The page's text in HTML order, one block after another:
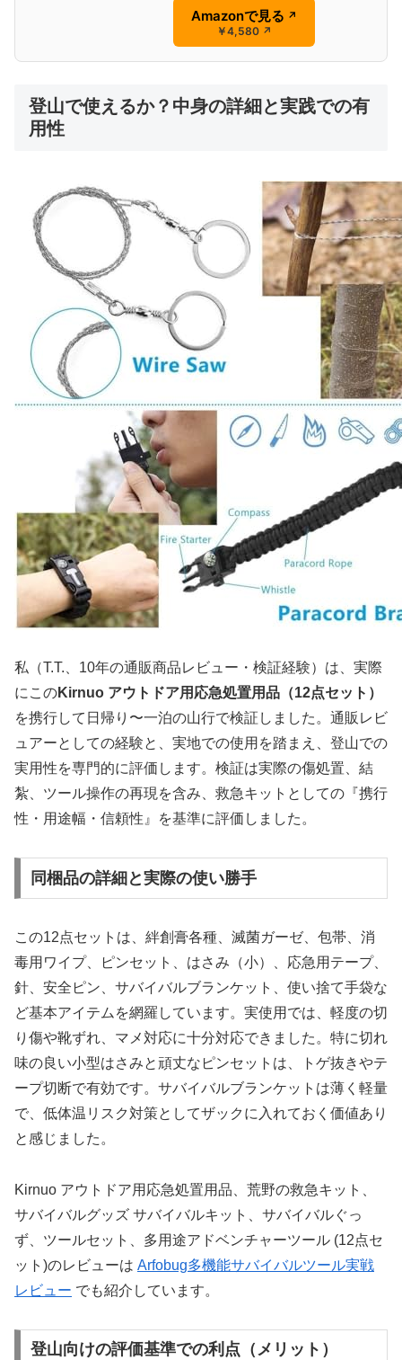
Amazonで見る ↗
￥4,580 ↗
登山で使えるか？中身の詳細と実践での有
用性
私（T.T.、10年の通販商品レビュー・検証経験）は、実際
にこのKirnuo アウトドア用応急処置用品（12点セット）
を携行して日帰り〜一泊の山行で検証しました。通販レビ
ュアーとしての経験と、実地での使用を踏まえ、登山での
実用性を専門的に評価します。検証は実際の傷処置、結
紮、ツール操作の再現を含み、救急キットとしての『携行
性・用途幅・信頼性』を基準に評価しました。
同梱品の詳細と実際の使い勝手
この12点セットは、絆創膏各種、滅菌ガーゼ、包帯、消
毒用ワイプ、ピンセット、はさみ（小）、応急用テープ、
針、安全ピン、サバイバルブランケット、使い捨て手袋な
ど基本アイテムを網羅しています。実使用では、軽度の切
り傷や靴ずれ、マメ対応に十分対応できました。特に切れ
味の良い小型はさみと頑丈なピンセットは、トゲ抜きやテ
ープ切断で有効です。サバイバルブランケットは薄く軽量
で、低体温リスク対策としてザックに入れておく価値あり
と感じました。
Kirnuo アウトドア用応急処置用品、荒野の救急キット、
サバイバルグッズ サバイバルキット、サバイバルぐっ
ず、ツールセット、多用途アドベンチャーツール (12点セ
ット)のレビューは Arfobug多機能サバイバルツール実戦
レビュー でも紹介しています。
登山向けの評価基準での利点（メリット）